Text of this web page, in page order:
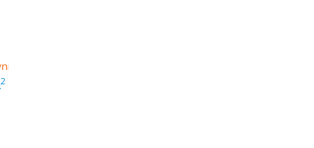
2